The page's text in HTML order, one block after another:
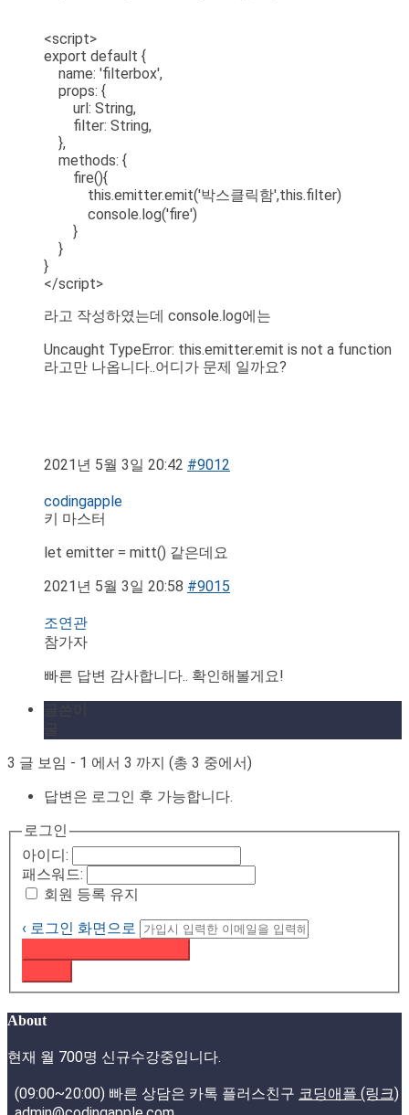
<script>
export default {
name: 'filterbox',
props: {
url: String,
filter: String,
},
methods: {
fire(){
this.emitter.emit('박스클릭함',this.filter)
console.log('fire')
}
}
}
</script>
라고 작성하였는데 console.log에는
Uncaught TypeError: this.emitter.emit is not a function
라고만 나옵니다..어디가 문제 일까요?
2021년 5월 3일 20:42 #9012
codingapple
키 마스터
let emitter = mitt() 같은데요
2021년 5월 3일 20:58 #9015
조연관
참가자
빠른 답변 감사합니다.. 확인해볼게요!
3 글 보임 - 1 에서 3 까지 (총 3 중에서)
답변은 로그인 후 가능합니다.
로그인
아이디:
패스워드:
회원 등록 유지
‹ 로그인 화면으로
About
현재 월 700명 신규수강중입니다.
(09:00~20:00) 빠른 상담은 카톡 플러스친구 코딩애플 (링크)